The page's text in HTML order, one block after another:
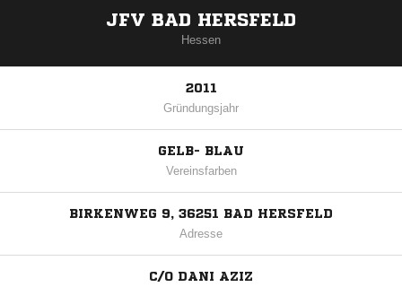
JFV BAD HERSFELD
Hessen
2011
Gründungsjahr
GELB- BLAU
Vereinsfarben
BIRKENWEG 9, 36251 BAD HERSFELD
Adresse
C/O DANI AZIZ